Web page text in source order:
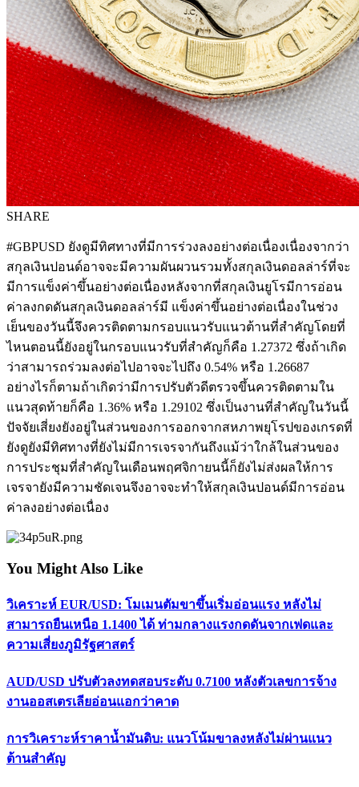
SHARE
#GBPUSD ยังดูมีทิศทางที่มีการร่วงลงอย่างต่อเนื่องเนื่องจากว่า
สกุลเงินปอนด์อาจจะมีความผันผวนรวมทั้งสกุลเงินดอลล่าร์ที่จะ
มีการแข็งค่าขึ้นอย่างต่อเนื่องหลังจากที่สกุลเงินยูโรมีการอ่อน
ค่าลงกดดันสกุลเงินดอลล่าร์มี แข็งค่าขึ้นอย่างต่อเนื่องในช่วง
เย็นของวันนี้จึงควรติดตามกรอบแนวรับแนวต้านที่สำคัญโดยที่
ไหนตอนนี้ยังอยู่ในกรอบแนวรับที่สำคัญก็คือ 1.27372 ซึ่งถ้าเกิด
ว่าสามารถร่วมลงต่อไปอาจจะไปถึง 0.54% หรือ 1.26687
อย่างไรก็ตามถ้าเกิดว่ามีการปรับตัวดีตรวจขึ้นควรติดตามใน
แนวสุดท้ายก็คือ 1.36% หรือ 1.29102 ซึ่งเป็นงานที่สำคัญในวันนี้
ปัจจัยเสี่ยงยังอยู่ในส่วนของการออกจากสหภาพยุโรปของเกรดที่
ยังดูยังมีทิศทางที่ยังไม่มีการเจรจากันถึงแม้ว่าใกล้ในส่วนของ
การประชุมที่สำคัญในเดือนพฤศจิกายนนี้ก็ยังไม่ส่งผลให้การ
เจรจายังมีความชัดเจนจึงอาจจะทำให้สกุลเงินปอนด์มีการอ่อน
ค่าลงอย่างต่อเนื่อง
You Might Also Like
วิเคราะห์ EUR/USD: โมเมนตัมขาขึ้นเริ่มอ่อนแรง หลังไม่
สามารถยืนเหนือ 1.1400 ได้ ท่ามกลางแรงกดดันจากเฟดและ
ความเสี่ยงภูมิรัฐศาสตร์
AUD/USD ปรับตัวลงทดสอบระดับ 0.7100 หลังตัวเลขการจ้าง
งานออสเตรเลียอ่อนแอกว่าคาด
การวิเคราะห์ราคาน้ำมันดิบ: แนวโน้มขาลงหลังไม่ผ่านแนว
ต้านสำคัญ